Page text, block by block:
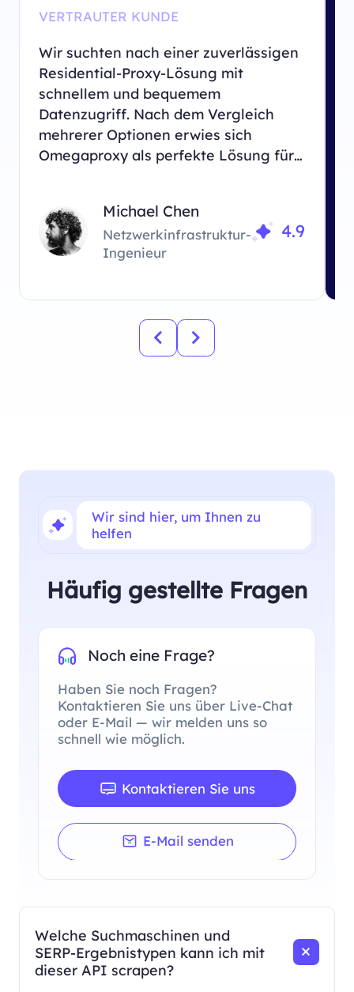
VERTRAUTER KUNDE
Wir suchten nach einer zuverlässigen
Residential-Proxy-Lösung mit
schnellem und bequemem
Datenzugriff. Nach dem Vergleich
mehrerer Optionen erwies sich
Omegaproxy als perfekte Lösung für
Michael Chen
Netzwerkinfrastruktur-
Ingenieur
4.9
Wir sind hier, um Ihnen zu
helfen
Häufig gestellte Fragen
Noch eine Frage?
Haben Sie noch Fragen?
Kontaktieren Sie uns über Live-Chat
oder E-Mail — wir melden uns so
schnell wie möglich.
Kontaktieren Sie uns
E-Mail senden
Welche Suchmaschinen und
SERP-Ergebnistypen kann ich mit
dieser API scrapen?